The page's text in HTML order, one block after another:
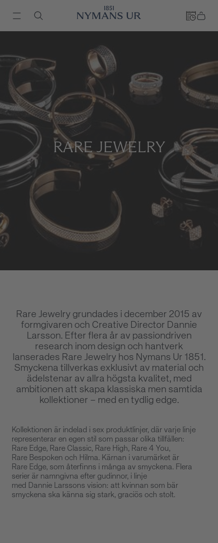
RARE JEWELRY
Rare Jewelry grundades i december 2015 av
formgivaren och Creative Director Dannie
Larsson. Efter flera år av passiondriven
research inom design och hantverk
lanserades Rare Jewelry hos Nymans Ur 1851.
Smyckena tillverkas exklusivt av material och
ädelstenar av allra högsta kvalitet, med
ambitionen att skapa klassiska men samtida
kollektioner – med en tydlig edge.
Kollektionen är indelad i sex produktlinjer, där varje linje
representerar en egen stil som passar olika tillfällen:
Rare Edge, Rare Classic, Rare High, Rare 4 You,
Rare Bespoken och Hilma. Kärnan i varumärket är
Rare Edge, som återfinns i många av smyckena. Flera
serier är namngivna efter gudinnor, i linje
med Dannie Larssons vision: att kvinnan som bär
smyckena ska känna sig stark, graciös och stolt.